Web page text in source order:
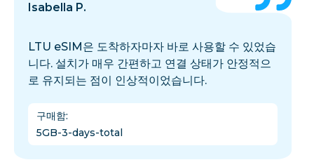
Isabella P.
LTU eSIM은 도착하자마자 바로 사용할 수 있었습
니다. 설치가 매우 간편하고 연결 상태가 안정적으
로 유지되는 점이 인상적이었습니다.
구매함:
5GB-3-days-total